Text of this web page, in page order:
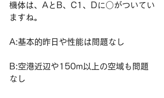
機体は、AとB、C1、Dに○がついてい
ますね。
A:基本的昨日や性能は問題なし
B:空港近辺や150m以上の空域も問題
なし